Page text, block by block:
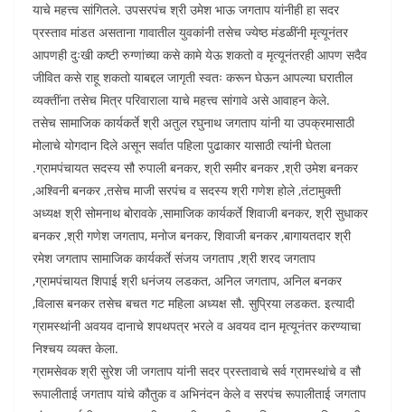
याचे महत्त्व सांगितले. उपसरपंच श्री उमेश भाऊ जगताप यांनीही हा सदर
प्रस्ताव मांडत असताना गावातील युवकांनी तसेच ज्येष्ठ मंडळींनी मृत्यूनंतर
आपणही दुःखी कष्टी रुग्णांच्या कसे कामे येऊ शकतो व मृत्यूनंतरही आपण सदैव
जीवित कसे राहू शकतो याबद्दल जागृती स्वतः करून घेऊन आपल्या घरातील
व्यक्तींना तसेच मित्र परिवाराला याचे महत्त्व सांगावे असे आवाहन केले.
तसेच सामाजिक कार्यकर्ते श्री अतुल रघुनाथ जगताप यांनी या उपक्रमासाठी
मोलाचे योगदान दिले असून सर्वात पहिला पुढाकार यासाठी त्यांनी घेतला
.ग्रामपंचायत सदस्य सौ रुपाली बनकर, श्री समीर बनकर ,श्री उमेश बनकर
,अश्विनी बनकर ,तसेच माजी सरपंच व सदस्य श्री गणेश होले ,तंटामुक्ती
अध्यक्ष श्री सोमनाथ बोरावके ,सामाजिक कार्यकर्ते शिवाजी बनकर, श्री सुधाकर
बनकर ,श्री गणेश जगताप, मनोज बनकर, शिवाजी बनकर ,बागायतदार श्री
रमेश जगताप सामाजिक कार्यकर्ते संजय जगताप ,श्री शरद जगताप
,ग्रामपंचायत शिपाई श्री धनंजय लडकत, अनिल जगताप, अनिल बनकर
,विलास बनकर तसेच बचत गट महिला अध्यक्ष सौ. सुप्रिया लडकत. इत्यादी
ग्रामस्थांनी अवयव दानाचे शपथपत्र भरले व अवयव दान मृत्यूनंतर करण्याचा
निश्चय व्यक्त केला.
ग्रामसेवक श्री सुरेश जी जगताप यांनी सदर प्रस्तावाचे सर्व ग्रामस्थांचे व सौ
रूपालीताई जगताप यांचे कौतुक व अभिनंदन केले व सरपंच रूपालीताई जगताप